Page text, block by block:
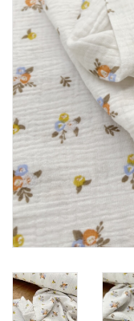
Studio Olive inspireert....